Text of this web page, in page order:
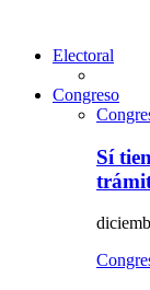
Electoral
Congreso
Sí